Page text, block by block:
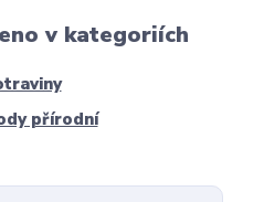
v kategoriích
přírodní